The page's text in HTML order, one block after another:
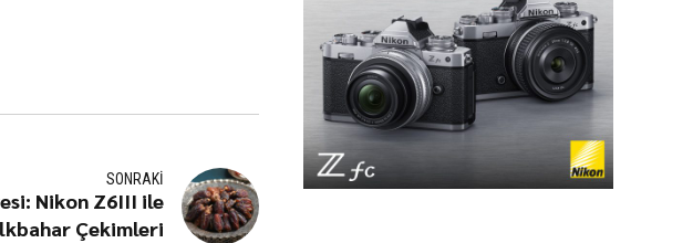
SONRAKI
Nikon Z6III ile
Çekimleri